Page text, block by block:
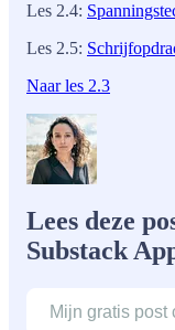
Les 2.4:
Les 2.5:
Naar les 2.3
Lees deze
Substack
Mijn gratis post